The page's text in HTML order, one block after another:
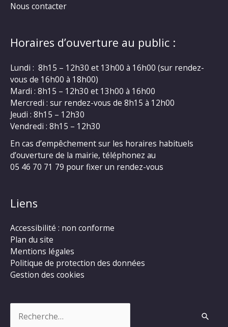
Nous contacter
Horaires d’ouverture au public :
Lundi : 8h15 – 12h30 et 13h00 à 16h00 (sur rendez-
vous de 16h00 à 18h00)
Mardi : 8h15 – 12h30 et 13h00 à 16h00
Mercredi : sur rendez-vous de 8h15 à 12h00
Jeudi : 8h15 – 12h30
Vendredi : 8h15 – 12h30
En cas d’empêchement sur les horaires habituels
d’ouverture de la mairie, téléphonez au
05 46 70 71 79 pour fixer un rendez-vous
Liens
Accessibilité : non conforme
Plan du site
Mentions légales
Politique de protection des données
Gestion des cookies